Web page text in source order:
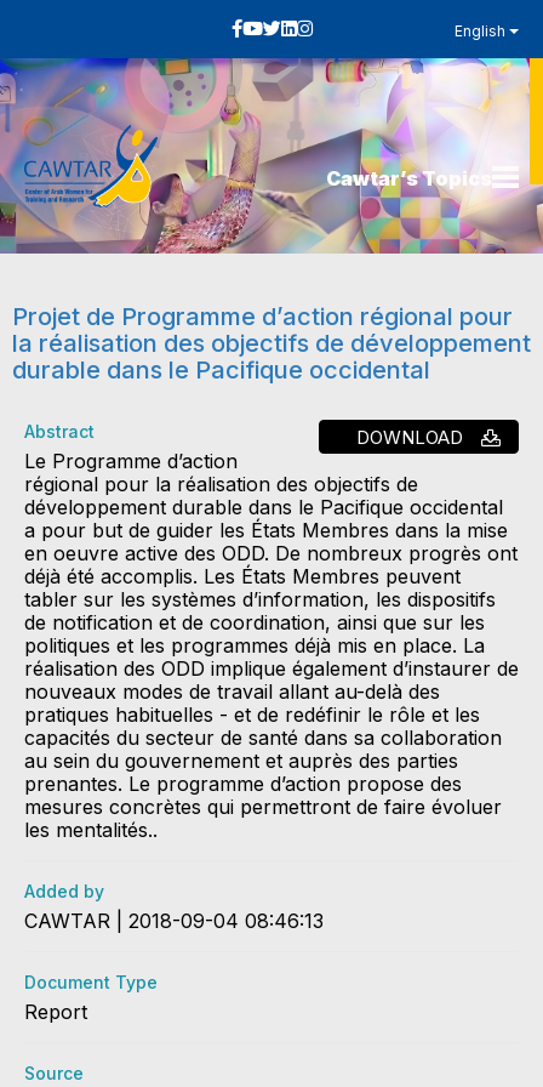
English
Cawtar’s Topics
Projet de Programme d’action régional pour
la réalisation des objectifs de développement
durable dans le Pacifique occidental
DOWNLOAD
Abstract
Le Programme d’action
régional pour la réalisation des objectifs de
développement durable dans le Pacifique occidental
a pour but de guider les États Membres dans la mise
en oeuvre active des ODD. De nombreux progrès ont
déjà été accomplis. Les États Membres peuvent
tabler sur les systèmes d’information, les dispositifs
de notification et de coordination, ainsi que sur les
politiques et les programmes déjà mis en place. La
réalisation des ODD implique également d’instaurer de
nouveaux modes de travail allant au-delà des
pratiques habituelles - et de redéfinir le rôle et les
capacités du secteur de santé dans sa collaboration
au sein du gouvernement et auprès des parties
prenantes. Le programme d’action propose des
mesures concrètes qui permettront de faire évoluer
les mentalités..
Added by
CAWTAR | 2018-09-04 08:46:13
Document Type
Report
Source